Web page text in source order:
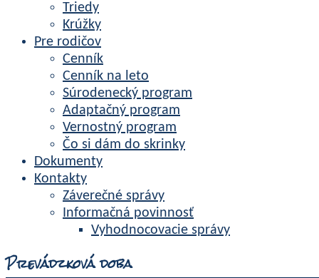
Triedy
Krúžky
Pre rodičov
Cenník
Cenník na leto
Súrodenecký program
Adaptačný program
Vernostný program
Čo si dám do skrinky
Dokumenty
Kontakty
Záverečné správy
Informačná povinnosť
Vyhodnocovacie správy
Prevádzková doba